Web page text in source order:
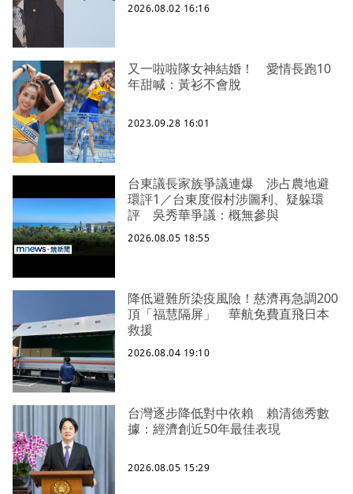
2026.08.02 16:16
又一啦啦隊女神結婚！ 愛情長跑10
年甜喊：黃衫不會脫
2023.09.28 16:01
台東議長家族爭議連爆 涉占農地避
環評1／台東度假村涉圖利、疑躲環
評 吳秀華爭議：概無參與
2026.08.05 18:55
降低避難所染疫風險！慈濟再急調200
頂「福慧隔屏」 華航免費直飛日本
救援
2026.08.04 19:10
台灣逐步降低對中依賴 賴清德秀數
據：經濟創近50年最佳表現
2026.08.05 15:29